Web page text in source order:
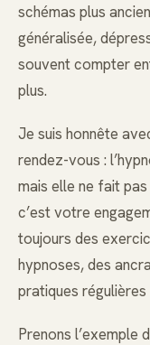
schémas plus
généralisée,
souvent compter
plus.
Je suis honnête
rendez-vous :
mais elle ne fait
c’est votre
toujours des
hypnoses, des
pratiques
Prenons l’exemple